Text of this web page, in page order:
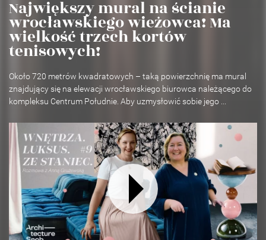
Największy mural na ścianie
wrocławskiego wieżowca! Ma
wielkość trzech kortów
tenisowych!
Około 720 metrów kwadratowych – taką powierzchnię ma mural
znajdujący się na elewacji wrocławskiego biurowca należącego do
kompleksu Centrum Południe. Aby uzmysłowić sobie jego ...